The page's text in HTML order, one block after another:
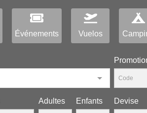
Événements Vuelos
Adultes Enfants
Devise